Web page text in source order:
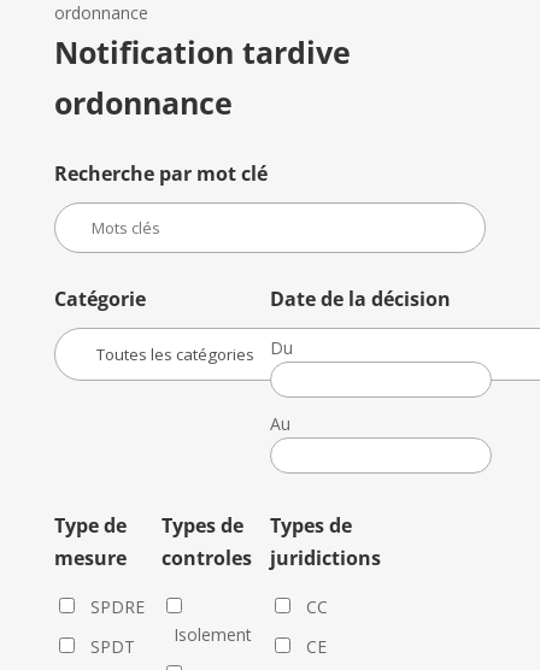
ordonnance
Notification tardive
ordonnance
Recherche par mot clé
Catégorie Date de la décision
Du
Date
de
la
décision
Au
Date
de
décision
Type de
mesure
SPDRE
SPDT
Types de
controles
Isolement
Types de
juridictions
CC
CE